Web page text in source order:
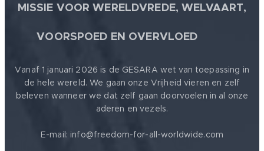
MISSIE VOOR WERELDVREDE, WELVAART,
VOORSPOED EN OVERVLOED
Vanaf 1 januari 2026 is de GESARA wet van toepassing in
de hele wereld. We gaan onze Vrijheid vieren en zelf
beleven wanneer we dat zelf gaan doorvoelen in al onze
aderen en vezels.
E-mail: info@freedom-for-all-worldwide.com